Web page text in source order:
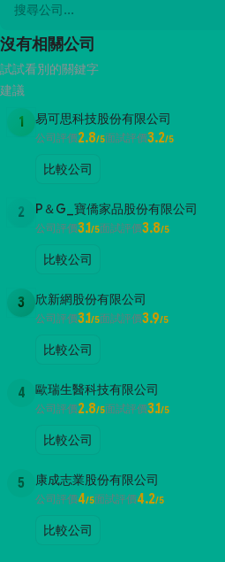
沒有相關公司
試試看別的關鍵字
建議
1 易可思科技股份有限公司
公司評價2.8/5面試評價3.2/5
比較公司
2 P＆G_寶僑家品股份有限公司
公司評價3.1/5面試評價3.8/5
比較公司
3 欣新網股份有限公司
公司評價3.1/5面試評價3.9/5
比較公司
4 歐瑞生醫科技有限公司
公司評價2.8/5面試評價3.1/5
比較公司
5 康成志業股份有限公司
公司評價4/5面試評價4.2/5
比較公司